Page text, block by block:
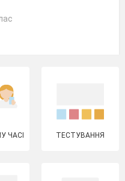
ЧАСІ ТЕСТУВАННЯ